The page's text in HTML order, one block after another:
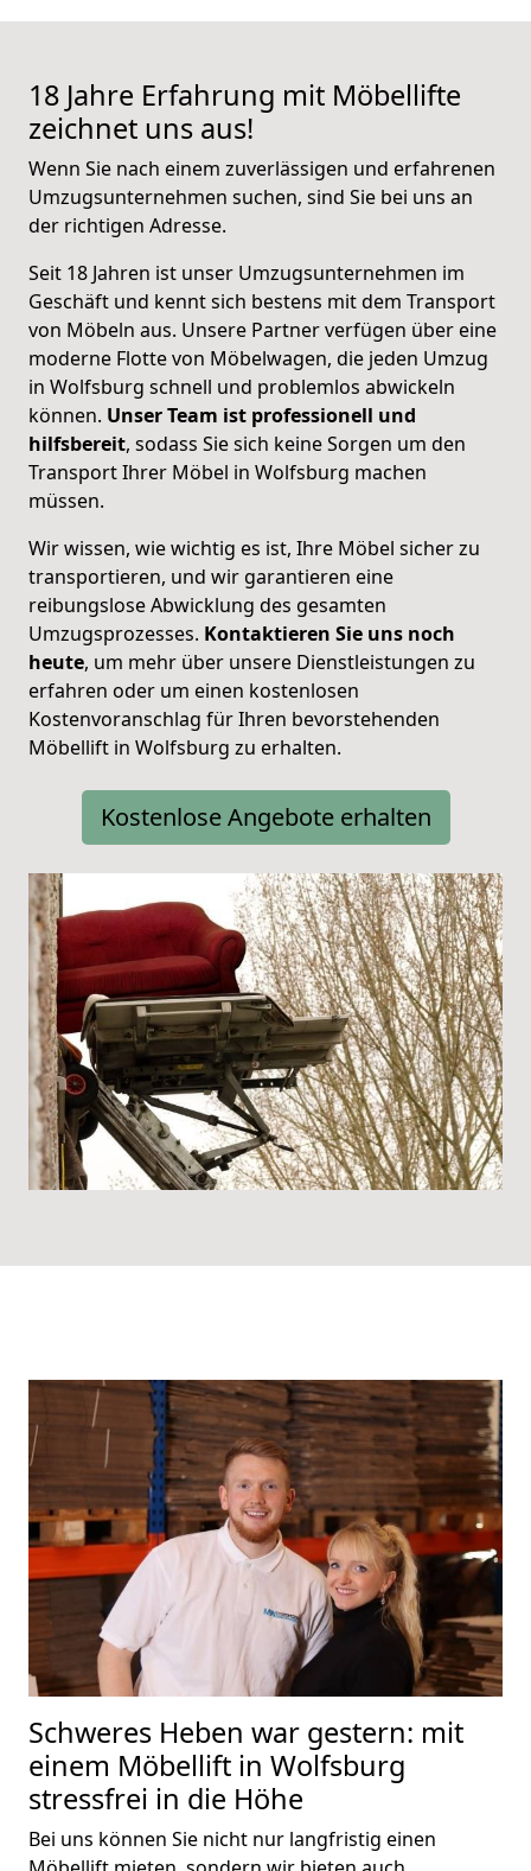
18 Jahre Erfahrung mit Möbellifte
zeichnet uns aus!
Wenn Sie nach einem zuverlässigen und erfahrenen
Umzugsunternehmen suchen, sind Sie bei uns an
der richtigen Adresse.
Seit 18 Jahren ist unser Umzugsunternehmen im
Geschäft und kennt sich bestens mit dem Transport
von Möbeln aus. Unsere Partner verfügen über eine
moderne Flotte von Möbelwagen, die jeden Umzug
in Wolfsburg schnell und problemlos abwickeln
können. Unser Team ist professionell und
hilfsbereit, sodass Sie sich keine Sorgen um den
Transport Ihrer Möbel in Wolfsburg machen
müssen.
Wir wissen, wie wichtig es ist, Ihre Möbel sicher zu
transportieren, und wir garantieren eine
reibungslose Abwicklung des gesamten
Umzugsprozesses. Kontaktieren Sie uns noch
heute, um mehr über unsere Dienstleistungen zu
erfahren oder um einen kostenlosen
Kostenvoranschlag für Ihren bevorstehenden
Möbellift in Wolfsburg zu erhalten.
Kostenlose Angebote erhalten
Schweres Heben war gestern: mit
einem Möbellift in Wolfsburg
stressfrei in die Höhe
Bei uns können Sie nicht nur langfristig einen